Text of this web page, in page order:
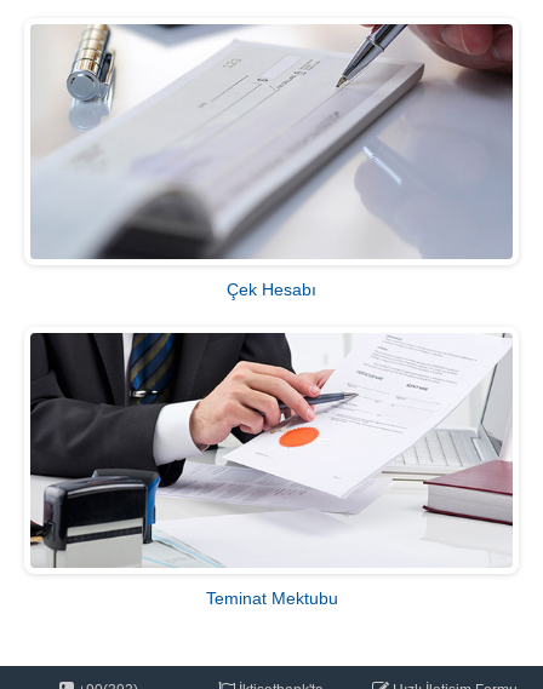
Çek Hesabı
Teminat Mektubu